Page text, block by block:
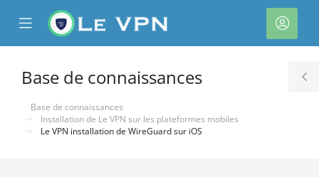
Mobile
Menu
client
Base de connaissances
Base de connaissances
Installation de Le VPN sur les plateformes mobiles
Le VPN installation de WireGuard sur iOS